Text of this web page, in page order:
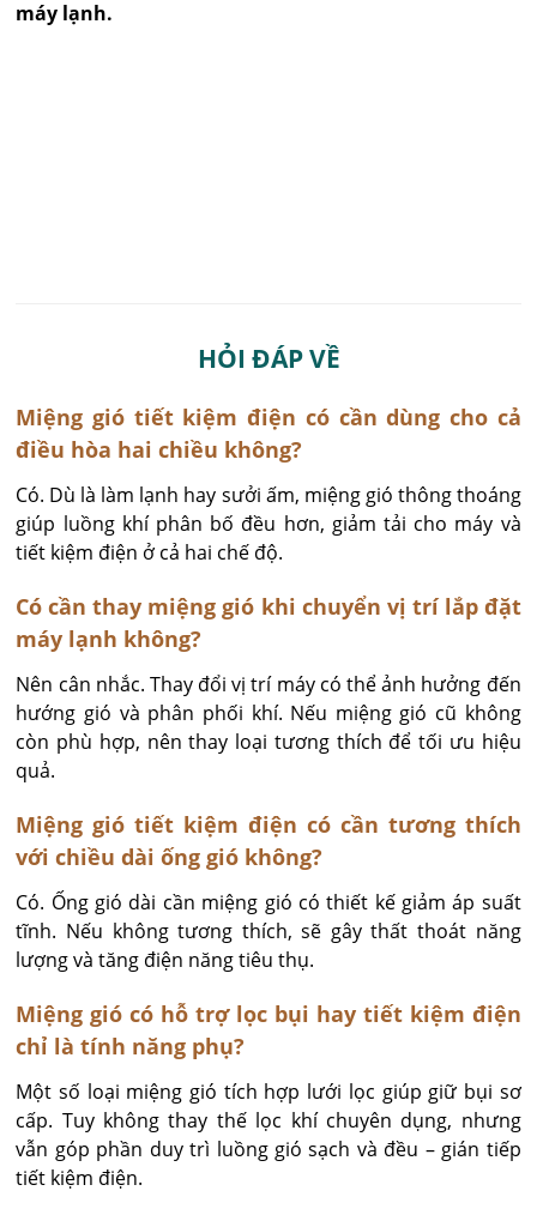
máy lạnh.
HỎI ĐÁP VỀ
Miệng gió tiết kiệm điện có cần dùng cho cả
điều hòa hai chiều không?
Có. Dù là làm lạnh hay sưởi ấm, miệng gió thông thoáng
giúp luồng khí phân bố đều hơn, giảm tải cho máy và
tiết kiệm điện ở cả hai chế độ.
Có cần thay miệng gió khi chuyển vị trí lắp đặt
máy lạnh không?
Nên cân nhắc. Thay đổi vị trí máy có thể ảnh hưởng đến
hướng gió và phân phối khí. Nếu miệng gió cũ không
còn phù hợp, nên thay loại tương thích để tối ưu hiệu
quả.
Miệng gió tiết kiệm điện có cần tương thích
với chiều dài ống gió không?
Có. Ống gió dài cần miệng gió có thiết kế giảm áp suất
tĩnh. Nếu không tương thích, sẽ gây thất thoát năng
lượng và tăng điện năng tiêu thụ.
Miệng gió có hỗ trợ lọc bụi hay tiết kiệm điện
chỉ là tính năng phụ?
Một số loại miệng gió tích hợp lưới lọc giúp giữ bụi sơ
cấp. Tuy không thay thế lọc khí chuyên dụng, nhưng
vẫn góp phần duy trì luồng gió sạch và đều – gián tiếp
tiết kiệm điện.